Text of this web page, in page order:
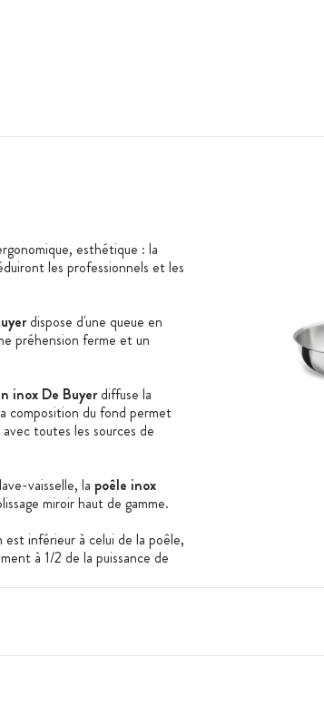
esthétique : la
les professionnels et les
dispose d'une queue en
préhension ferme et un
inox De Buyerdiffuse la
composition du fond permet
toutes les sources de
vaisselle, la poêle inox
miroir haut de gamme.
inférieur à celui de la poêle,
à 1/2 de la puissance de
appartenant à sa propre